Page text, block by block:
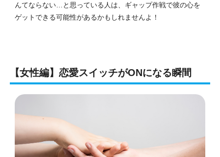
んてならない…と思っている人は、ギャップ作戦で彼の心を
ゲットできる可能性があるかもしれませんよ！
【女性編】恋愛スイッチがONになる瞬間